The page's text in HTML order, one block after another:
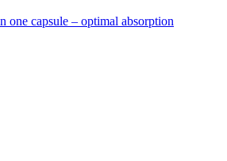
one capsule – optimal absorption